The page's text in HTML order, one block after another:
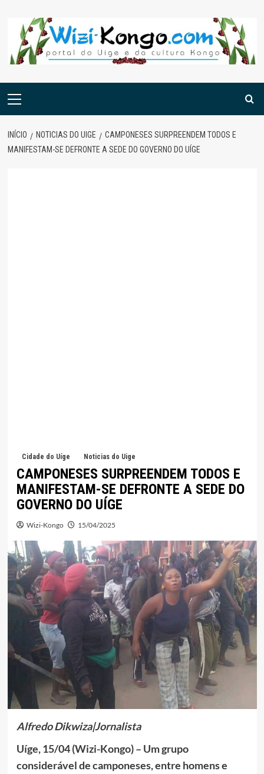
content
Menu
INÍCIO NOTICIAS DO UIGE
CAMPONESES SURPREENDEM TODOS E
MANIFESTAM-SE DEFRONTE A SEDE DO GOVERNO DO UÍGE
Cidade do Uíge Noticias do Uige
CAMPONESES SURPREENDEM TODOS E
MANIFESTAM-SE DEFRONTE A SEDE DO
GOVERNO DO UÍGE
Wizi-Kongo 15/04/2025
Alfredo Dikwiza|Jornalista
Uíge, 15/04 (Wizi-Kongo) – Um grupo
considerável de camponeses, entre homens e